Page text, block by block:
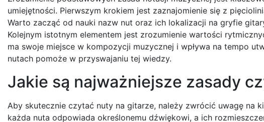
umiejętności. Pierwszym krokiem jest zaznajomienie się z
Warto zacząć od nauki nazw nut oraz ich lokalizacji na gryfie
Kolejnym istotnym elementem jest zrozumienie wartości
ma swoje miejsce w kompozycji muzycznej i wpływa na tempo
nutach pomoże w przyswajaniu tej wiedzy.
Jakie są najważniejsze zasady
Aby skutecznie czytać nuty na gitarze, należy zwrócić uwagę na
każda nuta odpowiada określonemu dźwiękowi, a ich